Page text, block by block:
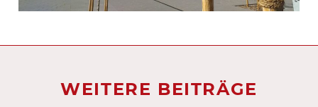
WEITERE BEITRÄGE